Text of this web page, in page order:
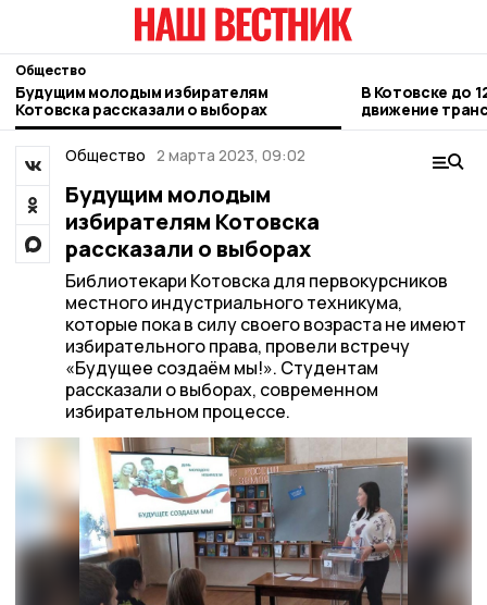
Общество
Будущим молодым избирателям
Котовска рассказали о выборах
В Котовске до
движение
Новой
Общество 2 марта 2023, 09:02
Будущим молодым
избирателям Котовска
рассказали о выборах
Библиотекари Котовска для первокурсников
местного индустриального техникума,
которые пока в силу своего возраста не имеют
избирательного права, провели встречу
«Будущее создаём мы!». Студентам
рассказали о выборах, современном
избирательном процессе.